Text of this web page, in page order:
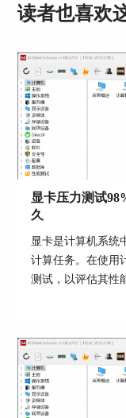
我们所说的烤机
浮点运算程序，
日常使用电脑仅
戏，那么进行
日常使用电脑玩
进行视频渲染，
算）测试，显而
测试负荷。
运行Stress CPU
Stress FPU，运
内不出现蓝屏，
明烤机通过。用
CPU或Stress
行烤机测试。
读者也喜欢
显卡压力测试
久
显卡是计算机系统
计算任务。在使用
测试，以评估其性
测试98%正常吗